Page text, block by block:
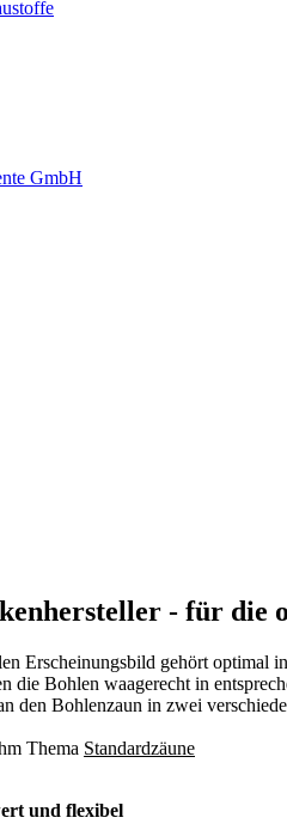
GmbH
- für die
Erscheinungsbild gehört optimal
die Bohlen waagerecht in
den Bohlenzaun in zwei
Thema Standardzäune
und flexibel